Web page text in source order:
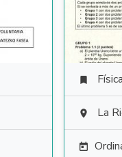
 Física
 La
